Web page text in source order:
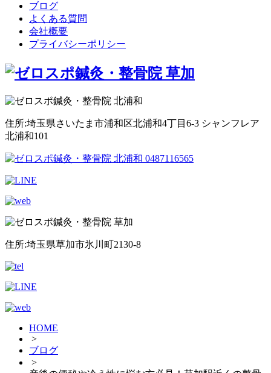
ブログ
よくある質問
会社概要
プライバシーポリシー
住所:埼玉県さいたま市浦和区北浦和4丁目6-3 シャンフレア
北浦和101
住所:埼玉県草加市氷川町2130-8
HOME
>
ブログ
>